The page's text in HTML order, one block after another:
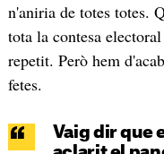
n'aniria de totes totes.
tota la contesa
repetit. Però hem
fetes.
Vaig dir que